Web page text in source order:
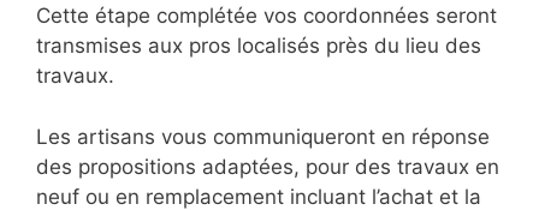
Cette étape complétée vos coordonnées seront
transmises aux pros localisés près du lieu des
travaux.
Les artisans vous communiqueront en réponse
des propositions adaptées, pour des travaux en
neuf ou en remplacement incluant l’achat et la